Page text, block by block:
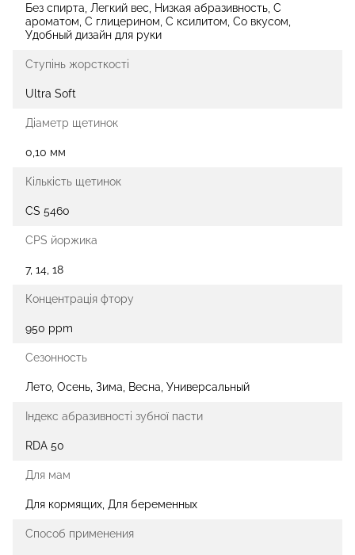
Без спирта, Легкий вес, Низкая абразивность, С
ароматом, С глицерином, С ксилитом, Со вкусом,
Удобный дизайн для руки
Ступінь жорсткості
Ultra Soft
Діаметр щетинок
0,10 мм
Кількість щетинок
CS 5460
CPS йоржика
7, 14, 18
Концентрація фтору
950 ppm
Сезонность
Лето, Осень, Зима, Весна, Универсальный
Індекс абразивності зубної пасти
RDA 50
Для мам
Для кормящих, Для беременных
Способ применения